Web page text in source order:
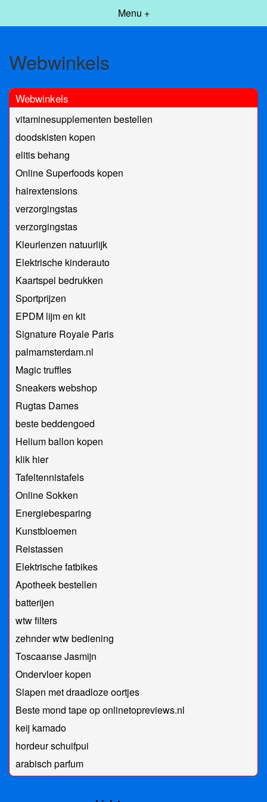
Menu +
Webwinkels
Webwinkels
vitaminesupplementen bestellen
doodskisten kopen
elitis behang
Online Superfoods kopen
hairextensions
verzorgingstas
verzorgingstas
Kleurlenzen natuurlijk
Elektrische kinderauto
Kaartspel bedrukken
Sportprijzen
EPDM lijm en kit
Signature Royale Paris
palmamsterdam.nl
Magic truffles
Sneakers webshop
Rugtas Dames
beste beddengoed
Helium ballon kopen
klik hier
Tafeltennistafels
Online Sokken
Energiebesparing
Kunstbloemen
Reistassen
Elektrische fatbikes
Apotheek bestellen
batterijen
wtw filters
zehnder wtw bediening
Toscaanse Jasmijn
Ondervloer kopen
Slapen met draadloze oortjes
Beste mond tape op onlinetopreviews.nl
keij kamado
hordeur schuifpui
arabisch parfum